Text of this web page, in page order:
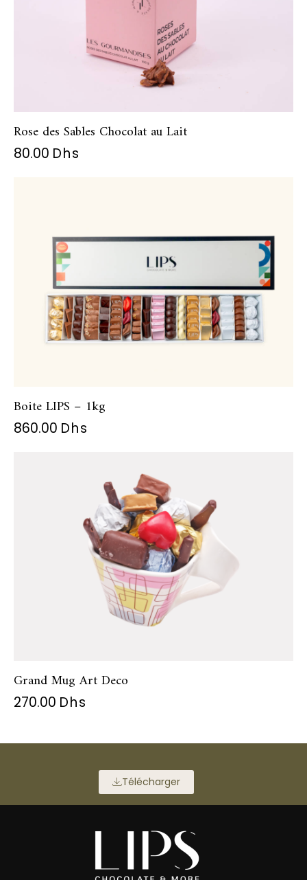
Rose des Sables Chocolat au Lait
80.00 Dhs
Boite LIPS – 1kg
860.00 Dhs
Grand Mug Art Deco
270.00 Dhs
Télécharger